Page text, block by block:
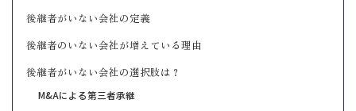
後継者がいない会社の定義
後継者のいない会社が増えている理由
後継者がいない会社の選択肢は？
M&Aによる第三者承継